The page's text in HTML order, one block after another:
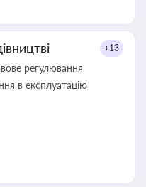
+13
регулювання
в експлуатацію